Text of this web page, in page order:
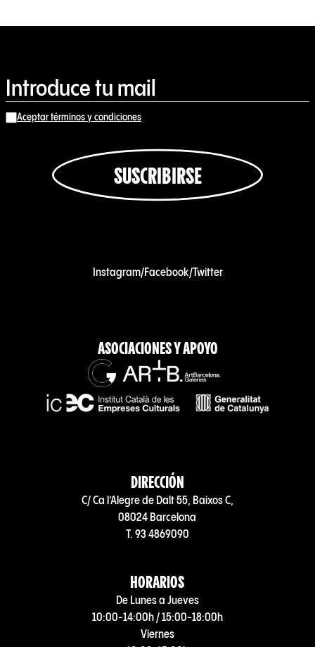
Aceptar términos y condiciones
SUSCRIBIRSE
Instagram/Facebook/Twitter
ASOCIACIONES Y APOYO
DIRECCIÓN
C/ Ca l’Alegre de Dalt 55, Baixos C,
08024 Barcelona
T. 93 4869090
HORARIOS
De Lunes a Jueves
10:00-14:00h / 15:00-18:00h
Viernes